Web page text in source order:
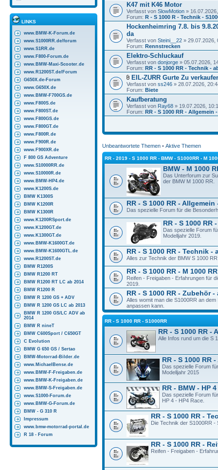
LINKS
www.BMW-K-Forum.de
www.S1000RR.de/forum
www.S1RR.de
www.F800-Forum.de
www.BMW-Maxi-Scooter.de
www.R1200ST.de/Forum
G650X.de-Forum
www.G650X.de
www.BMW-F700GS.de
www.F800S.de
www.F800ST.de
www.F800GS.de
www.F800GT.de
www.F800R.de
www.F900R.de
www.F900XR.de
F 800 GS Adventure
www.S10000RR.de
www.S10000R.de
www.BMW-HP4.de
www.K1200S.de
BMW K1300S
BMW K1200R
BMW K1300R
www.K1200RSport.de
www.K1200GT.de
www.K1300GT.de
www.BMW-K1600GT.de
www.BMW-K1600GTL.de
www.R1200ST.de
BMW R1200S
BMW R1200 RT
BMW R1200 RT LC ab 2014
BMW R1200 R
BMW R 1200 GS + ADV
BMW R 1200 GS LC ab 2013
BMW R 1200 GS/LC ADV ab
2014
BMW R nineT
BMW C600Sport / C650GT
C Evolution
BMW G 650 GS / Sertao
BMW-Motorrad-Bilder.de
www.MichaelBense.de
www.BMW-F-Freigaben.de
www.BMW-K-Freigaben.de
www.BMW-S-Freigaben.de
www.S1000-Forum.de
www.BMW-G-Forum.de
BMW - G 310 R
Impressum
www.bmw-motorrad-portal.de
R 18 - Forum
K47 mit K46 Motor
Verfasst von SlowMotion »
Forum: R - S 1000 R - Technik -
Hockenheimring 7.8. bis
da
Verfasst von Steini__22 » 29.07.2026,
Forum: Rennstrecken
Elektro-Schluckauf
Verfasst von donjorge » 05.07.2026,
Forum: RR - S 1000 RR - Technik -
EIL-ZURR Gurte Zu
Verfasst von ss246 » 28.07.2026,
Forum: Biete
Kaufberatung
Verfasst von Ray68 » 19.07.2026,
Forum: RR - S 1000 RR - Allgemein -
Unbeantwortete Themen • Aktive Themen
RR - 2019 - S 1000 RR - BMW - S1000RR - M
BMW - M 1000
Das Unterforum zur
der BMW M 1000 RR.
RR - S 1000 RR - Allgemein
Das spezielle Forum für die
RR - S 1000 RR
Das spezielle Forum
Modelljahr 2019.
RR - S 1000 RR - Technik -
Alles zur Technik der BMW S 1000
RR - S 1000 RR - M 1000
Reifen - Freigaben - Erfahrungen für
2019.
RR - S 1000 RR - Zubehör -
Alles womit man die S1000RR an
anpassen kann.
RR - S 1000 RR - S1000RR
RR - S 1000 RR -
Alle Infos rund um die S
RR - S 1000 RR
Das spezielle Forum
Modelljahr 2015
RR - BMW - HP
Das spezielle Forum
HP 4 - HP4 Race.
RR - S 1000 RR -
Die Technik der S1000RR
RR - S 1000 RR -
Reifen - Freigaben -